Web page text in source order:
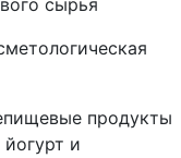
сырья
продукты
и